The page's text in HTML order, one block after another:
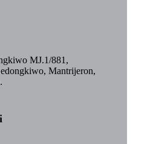
MJ.1/881,
Mantrijeron,